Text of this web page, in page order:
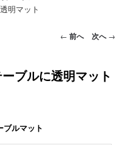
明マット
投稿ナビゲーション
← 前へ 次へ→
ブルに透明マット
ブルマット